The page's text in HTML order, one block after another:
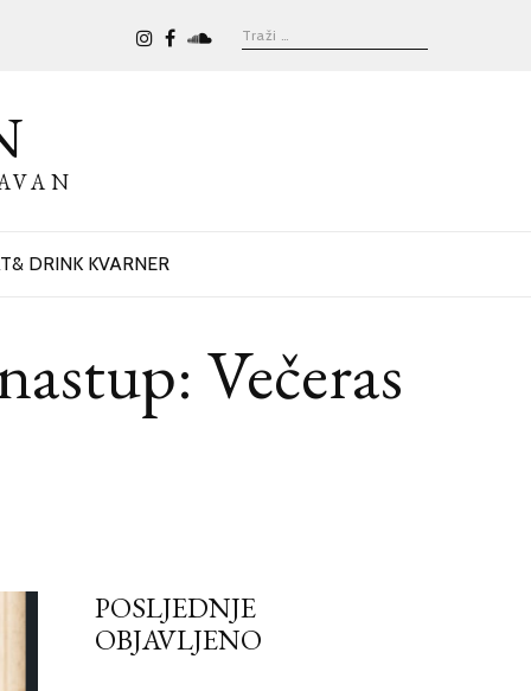
DRINK KVARNER
Večeras
POSLJEDNJE
OBJAVLJENO